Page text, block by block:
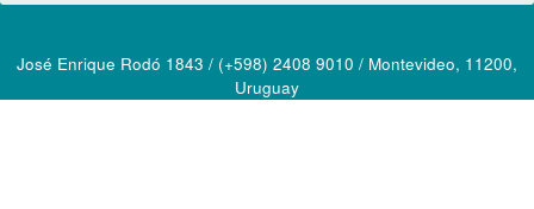
José Enrique Rodó 1843 / (+598) 2408 9010 / Montevideo, 11200,
Uruguay